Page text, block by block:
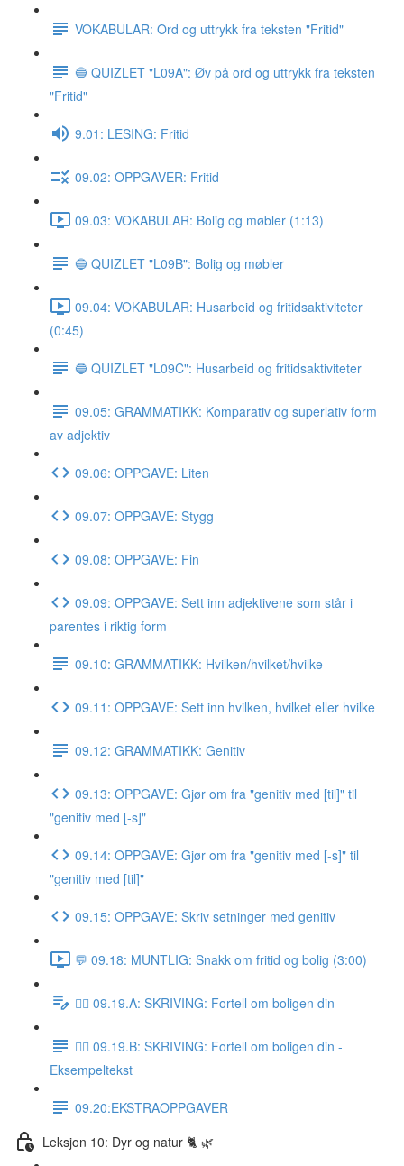
VOKABULAR: Ord og uttrykk fra teksten "Fritid"
🔵 QUIZLET "L09A": Øv på ord og uttrykk fra teksten
"Fritid"
9.01: LESING: Fritid
09.02: OPPGAVER: Fritid
09.03: VOKABULAR: Bolig og møbler (1:13)
🔵 QUIZLET "L09B": Bolig og møbler
09.04: VOKABULAR: Husarbeid og fritidsaktiviteter
(0:45)
🔵 QUIZLET "L09C": Husarbeid og fritidsaktiviteter
09.05: GRAMMATIKK: Komparativ og superlativ form
av adjektiv
09.06: OPPGAVE: Liten
09.07: OPPGAVE: Stygg
09.08: OPPGAVE: Fin
09.09: OPPGAVE: Sett inn adjektivene som står i
parentes i riktig form
09.10: GRAMMATIKK: Hvilken/hvilket/hvilke
09.11: OPPGAVE: Sett inn hvilken, hvilket eller hvilke
09.12: GRAMMATIKK: Genitiv
09.13: OPPGAVE: Gjør om fra "genitiv med [til]" til
"genitiv med [-s]"
09.14: OPPGAVE: Gjør om fra "genitiv med [-s]" til
"genitiv med [til]"
09.15: OPPGAVE: Skriv setninger med genitiv
💬 09.18: MUNTLIG: Snakk om fritid og bolig (3:00)
✍🏼 09.19.A: SKRIVING: Fortell om boligen din
✍🏼 09.19.B: SKRIVING: Fortell om boligen din -
Eksempeltekst
09.20:EKSTRAOPPGAVER
Leksjon 10: Dyr og natur 🐈 🌿